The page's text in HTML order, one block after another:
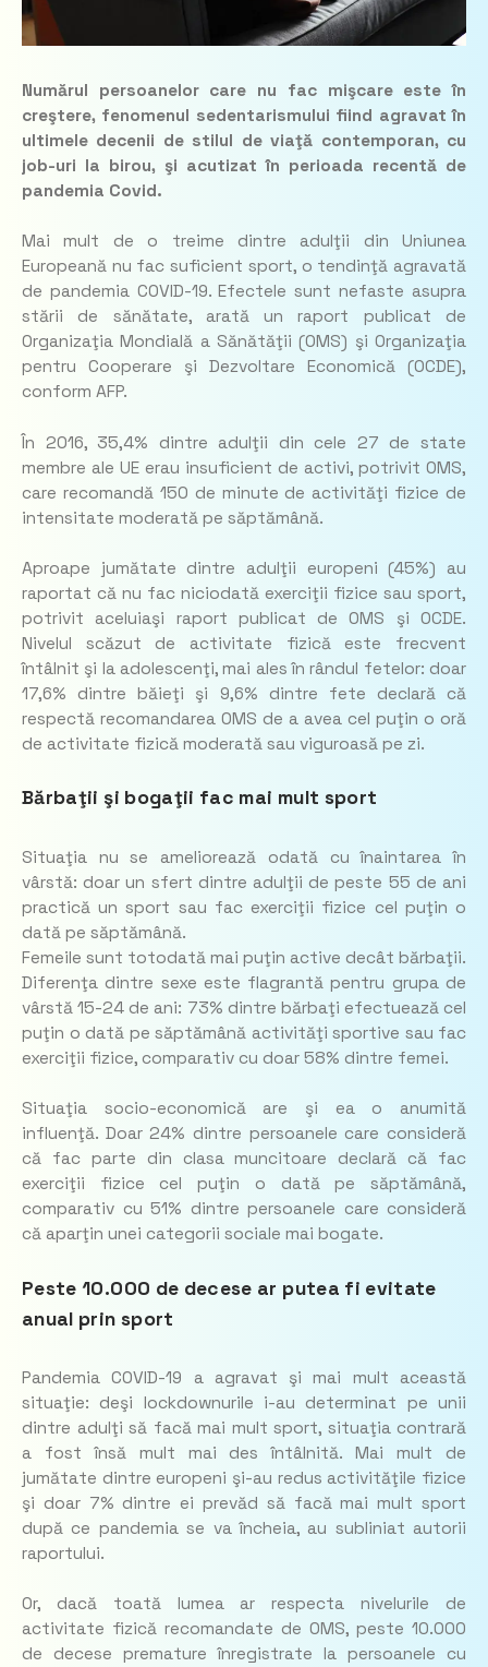
Numărul persoanelor care nu fac mişcare este în
creştere, fenomenul sedentarismului fiind agravat în
ultimele decenii de stilul de viaţă contemporan, cu
job-uri la birou, şi acutizat în perioada recentă de
pandemia Covid.
Mai mult de o treime dintre adulţii din Uniunea
Europeană nu fac suficient sport, o tendinţă agravată
de pandemia COVID-19. Efectele sunt nefaste asupra
stării de sănătate, arată un raport publicat de
Organizaţia Mondială a Sănătăţii (OMS) şi Organizaţia
pentru Cooperare şi Dezvoltare Economică (OCDE),
conform AFP.
În 2016, 35,4% dintre adulţii din cele 27 de state
membre ale UE erau insuficient de activi, potrivit OMS,
care recomandă 150 de minute de activităţi fizice de
intensitate moderată pe săptămână.
Aproape jumătate dintre adulţii europeni (45%) au
raportat că nu fac niciodată exerciţii fizice sau sport,
potrivit aceluiaşi raport publicat de OMS şi OCDE.
Nivelul scăzut de activitate fizică este frecvent
întâlnit şi la adolescenţi, mai ales în rândul fetelor: doar
17,6% dintre băieţi şi 9,6% dintre fete declară că
respectă recomandarea OMS de a avea cel puţin o oră
de activitate fizică moderată sau viguroasă pe zi.
Bărbaţii şi bogaţii fac mai mult sport
Situaţia nu se ameliorează odată cu înaintarea în
vârstă: doar un sfert dintre adulţii de peste 55 de ani
practică un sport sau fac exerciţii fizice cel puţin o
dată pe săptămână.
Femeile sunt totodată mai puţin active decât bărbaţii.
Diferenţa dintre sexe este flagrantă pentru grupa de
vârstă 15-24 de ani: 73% dintre bărbaţi efectuează cel
puţin o dată pe săptămână activităţi sportive sau fac
exerciţii fizice, comparativ cu doar 58% dintre femei.
Situaţia socio-economică are şi ea o anumită
influenţă. Doar 24% dintre persoanele care consideră
că fac parte din clasa muncitoare declară că fac
exerciţii fizice cel puţin o dată pe săptămână,
comparativ cu 51% dintre persoanele care consideră
că aparţin unei categorii sociale mai bogate.
Peste 10.000 de decese ar putea fi evitate
anual prin sport
Pandemia COVID-19 a agravat şi mai mult această
situaţie: deşi lockdownurile i-au determinat pe unii
dintre adulţi să facă mai mult sport, situaţia contrară
a fost însă mult mai des întâlnită. Mai mult de
jumătate dintre europeni şi-au redus activităţile fizice
şi doar 7% dintre ei prevăd să facă mai mult sport
după ce pandemia se va încheia, au subliniat autorii
raportului.
Or, dacă toată lumea ar respecta nivelurile de
activitate fizică recomandate de OMS, peste 10.000
de decese premature înregistrate la persoanele cu